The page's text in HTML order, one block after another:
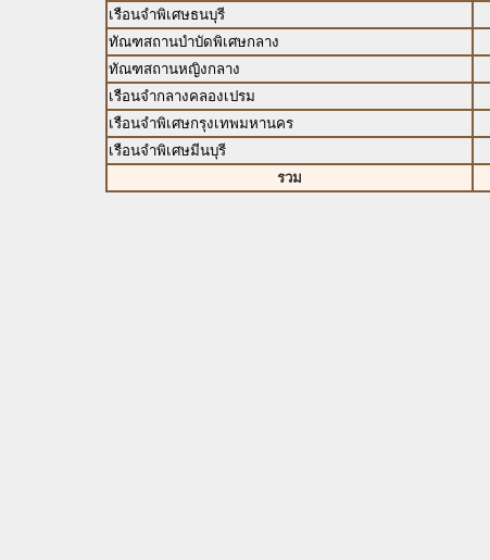
เรือนจำพิเศษธนบุรี
ทัณฑสถานบำบัดพิเศษกลาง
ทัณฑสถานหญิงกลาง
เรือนจำกลางคลองเปรม
เรือนจำพิเศษกรุงเทพมหานคร
เรือนจำพิเศษมีนบุรี
รวม